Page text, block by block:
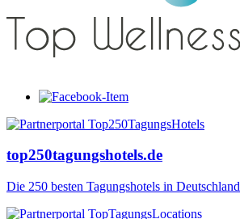
top250tagungshotels.de
Die 250 besten Tagungshotels in Deutschland